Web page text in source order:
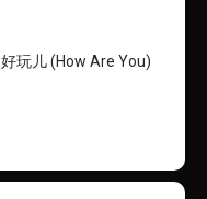
好玩儿 (How Are You)